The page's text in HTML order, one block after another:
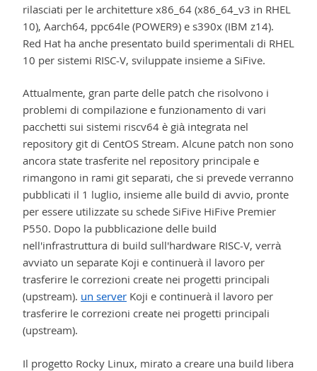
rilasciati per le architetture x86_64 (x86_64_v3 in RHEL
10), Aarch64, ppc64le (POWER9) e s390x (IBM z14).
Red Hat ha anche presentato build sperimentali di RHEL
10 per sistemi RISC-V, sviluppate insieme a SiFive.
Attualmente, gran parte delle patch che risolvono i
problemi di compilazione e funzionamento di vari
pacchetti sui sistemi riscv64 è già integrata nel
repository git di CentOS Stream. Alcune patch non sono
ancora state trasferite nel repository principale e
rimangono in rami git separati, che si prevede verranno
pubblicati il 1 luglio, insieme alle build di avvio, pronte
per essere utilizzate su schede SiFive HiFive Premier
P550. Dopo la pubblicazione delle build
nell'infrastruttura di build sull'hardware RISC-V, verrà
avviato un separate Koji e continuerà il lavoro per
trasferire le correzioni create nei progetti principali
(upstream). un server Koji e continuerà il lavoro per
trasferire le correzioni create nei progetti principali
(upstream).
Il progetto Rocky Linux, mirato a creare una build libera